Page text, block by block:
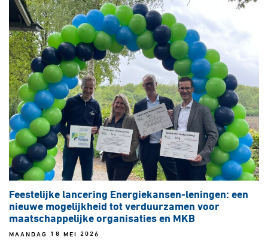
Feestelijke lancering Energiekansen-leningen: een
nieuwe mogelijkheid tot verduurzamen voor
maatschappelijke organisaties en MKB
MAANDAG 18 MEI 2026